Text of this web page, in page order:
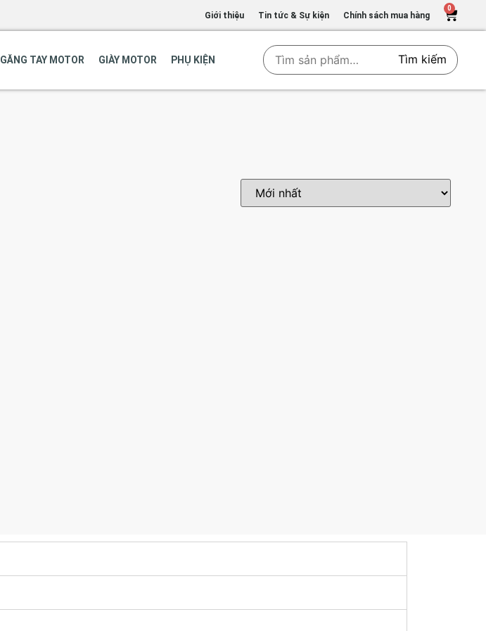
Giới thiệu Tin tức & Sự kiện Chính sách mua hàng
0
GĂNG TAY MOTOR GIÀY MOTOR PHỤ KIỆN Tìm kiếm